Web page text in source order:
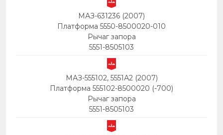
МАЗ-631236 (2007)
Платформа 5550-8500020-010
Рычаг запора
5551-8505103
МАЗ-555102, 5551А2 (2007)
Платформа 555102-8500020 (-700)
Рычаг запора
5551-8505103